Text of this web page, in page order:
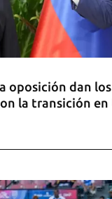
oposición dan
la transición en